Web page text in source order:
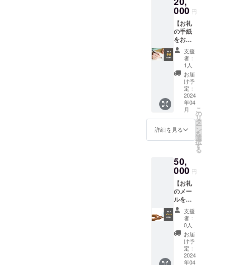
ビル
6F） 内
容：親
子で行
うワー
ク
ショッ
プ、調
理体験
お子様
１人
（保護
者様同
伴）あ
たりの
料金と
名で参
加され
る場合
は2枠分
の購入
をお願
いいた
しま
す。 参
加人
数、お
子様の
年齢な
すめで
す。
000 円
【お礼
の手紙
をお送
りしま
す】感
謝の気
持ちを
込めて
お礼の
手紙を
直筆で
書かせ
ていた
だきま
す！
支援
者：
1人
お届
け予
定：
2024
年04
月
詳細を見る
こ
の
リ
タ
ー
ン
を
選
択
す
る
50,
000 円
【お礼
のメー
ルを送
らせて
いただ
きま
す！】
「物は
いらな
いけれ
支援
者：
0人
お届
け予
定：
2024
年04